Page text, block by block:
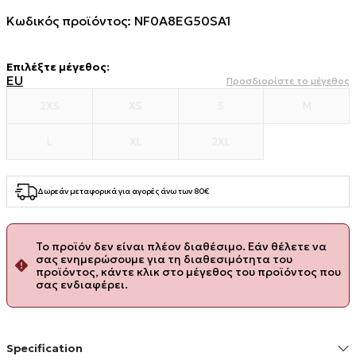
Κωδικός προϊόντος: NF0A8EG50SA1
Επιλέξτε μέγεθος:
EU Προσδιορίστε το μέγεθος
Δωρεάν μεταφορικά για αγορές άνω των 80€
Το προϊόν δεν είναι πλέον διαθέσιμο. Εάν θέλετε να
σας ενημερώσουμε για τη διαθεσιμότητα του
προϊόντος, κάντε κλικ στο μέγεθος του προϊόντος που
σας ενδιαφέρει.
Specification